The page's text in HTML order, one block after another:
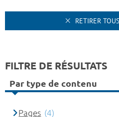
RETIRER
FILTRE DE RÉSULTATS
Par type de contenu
Pages (4)